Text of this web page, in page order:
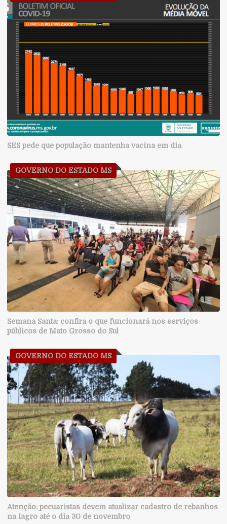
SES pede que população mantenha vacina em dia
GOVERNO DO ESTADO MS
Semana Santa: confira o que funcionará nos serviços
públicos de Mato Grosso do Sul
GOVERNO DO ESTADO MS
Atenção: pecuaristas devem atualizar cadastro de rebanhos
na Iagro até o dia 30 de novembro